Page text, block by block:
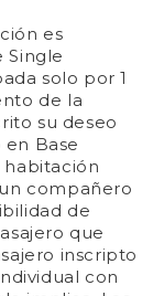
es
Single
solo por 1
de la
su deseo
en Base
habitación
compañero
de
que
inscripto
con